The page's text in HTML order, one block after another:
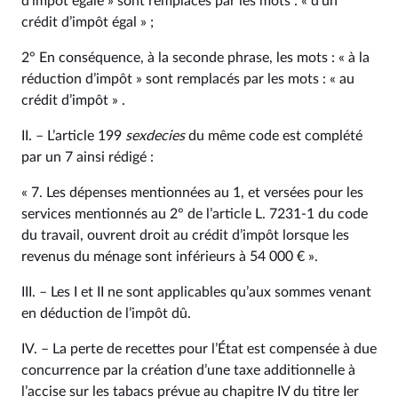
crédit d’impôt égal » ;
2° En conséquence, à la seconde phrase, les mots : « à la
réduction d’impôt » sont remplacés par les mots : « au
crédit d’impôt » .
II. – L’article 199 sexdeciesdu même code est complété
par un 7 ainsi rédigé :
« 7. Les dépenses mentionnées au 1, et versées pour les
services mentionnés au 2° de l’article L. 7231‑1 du code
du travail, ouvrent droit au crédit d’impôt lorsque les
revenus du ménage sont inférieurs à 54 000 € ».
III. – Les I et II ne sont applicables qu’aux sommes venant
en déduction de l’impôt dû.
IV. – La perte de recettes pour l’État est compensée à due
concurrence par la création d’une taxe additionnelle à
l’accise sur les tabacs prévue au chapitre IV du titre Ier